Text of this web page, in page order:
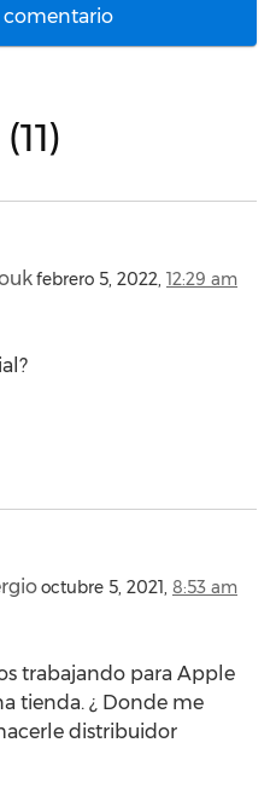
febrero 5, 2022, 12:29 am
octubre 5, 2021, 8:53 am
trabajando para Apple
tienda. ¿ Donde me
distribuidor